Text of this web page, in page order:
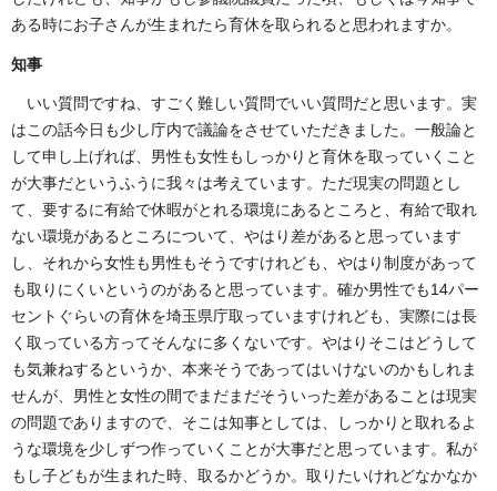
ある時にお子さんが生まれたら育休を取られると思われますか。
知事
いい質問ですね、すごく難しい質問でいい質問だと思います。実
はこの話今日も少し庁内で議論をさせていただきました。一般論と
して申し上げれば、男性も女性もしっかりと育休を取っていくこと
が大事だというふうに我々は考えています。ただ現実の問題とし
て、要するに有給で休暇がとれる環境にあるところと、有給で取れ
ない環境があるところについて、やはり差があると思っています
し、それから女性も男性もそうですけれども、やはり制度があって
も取りにくいというのがあると思っています。確か男性でも14パー
セントぐらいの育休を埼玉県庁取っていますけれども、実際には長
く取っている方ってそんなに多くないです。やはりそこはどうして
も気兼ねするというか、本来そうであってはいけないのかもしれま
せんが、男性と女性の間でまだまだそういった差があることは現実
の問題でありますので、そこは知事としては、しっかりと取れるよ
うな環境を少しずつ作っていくことが大事だと思っています。私が
もし子どもが生まれた時、取るかどうか。取りたいけれどなかなか